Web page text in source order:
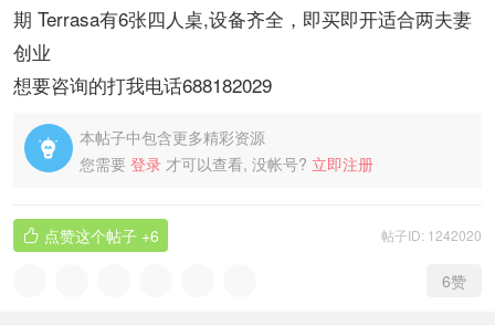
期 Terrasa有6张四人桌,设备齐全，即买即开适合两夫妻
创业
想要咨询的打我电话688182029

本帖子中包含更多精彩资源
您需要 登录 才可以查看, 没帐号? 立即注册
帖子ID: 1242020
 点赞这个帖子 +6
6赞